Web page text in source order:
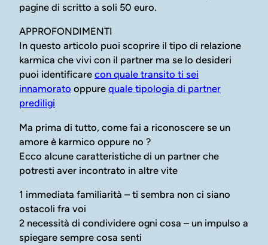
pagine di scritto a soli 50 euro.
APPROFONDIMENTI
In questo articolo puoi scoprire il tipo di relazione
karmica che vivi con il partner ma se lo desideri
puoi identificare con quale transito ti sei
innamorato oppure quale tipologia di partner
prediligi
Ma prima di tutto, come fai a riconoscere se un
amore è karmico oppure no ?
Ecco alcune caratteristiche di un partner che
potresti aver incontrato in altre vite
1 immediata familiarità – ti sembra non ci siano
ostacoli fra voi
2 necessità di condividere ogni cosa – un impulso a
spiegare sempre cosa senti